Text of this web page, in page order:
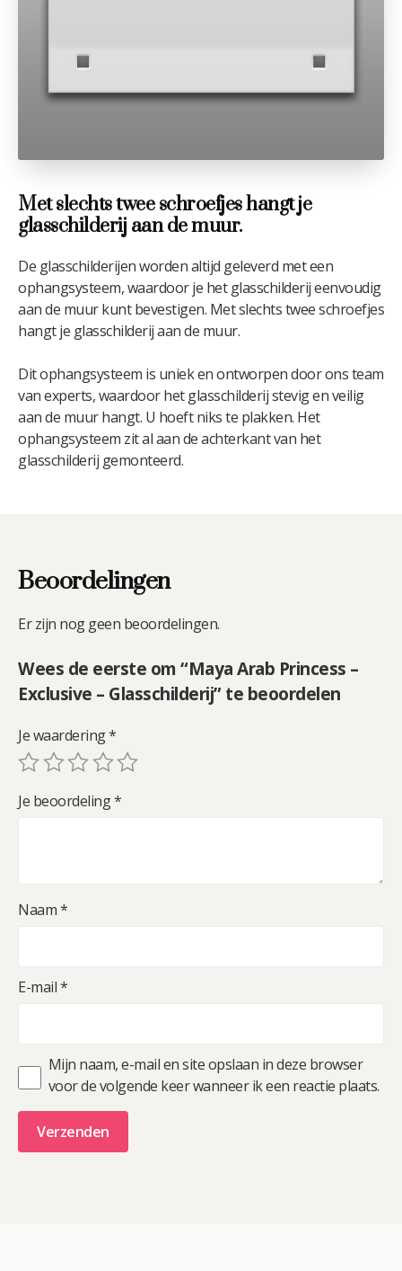
Met slechts twee schroefjes hangt je
glasschilderij aan de muur.
De glasschilderijen worden altijd geleverd met een
ophangsysteem, waardoor je het glasschilderij eenvoudig
aan de muur kunt bevestigen. Met slechts twee schroefjes
hangt je glasschilderij aan de muur.
Dit ophangsysteem is uniek en ontworpen door ons team
van experts, waardoor het glasschilderij stevig en veilig
aan de muur hangt. U hoeft niks te plakken. Het
ophangsysteem zit al aan de achterkant van het
glasschilderij gemonteerd.
Beoordelingen
Er zijn nog geen beoordelingen.
Wees de eerste om “Maya Arab Princess –
Exclusive – Glasschilderij” te beoordelen
Je waardering*
Je beoordeling*
Naam*
E-mail*
Mijn naam, e-mail en site opslaan in deze browser
voor de volgende keer wanneer ik een reactie plaats.